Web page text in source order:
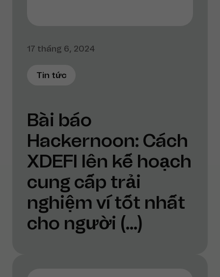
17 tháng 6, 2024
Tin tức
Bài báo
Hackernoon: Cách
XDEFI lên kế hoạch
cung cấp trải
nghiệm ví tốt nhất
cho người (...)